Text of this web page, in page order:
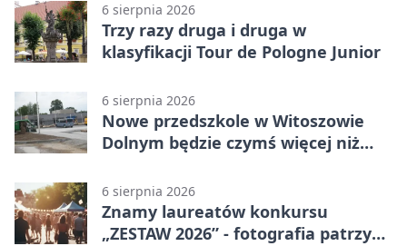
6 sierpnia 2026
Trzy razy druga i druga w
klasyfikacji Tour de Pologne Junior
6 sierpnia 2026
Nowe przedszkole w Witoszowie
Dolnym będzie czymś więcej niż
6 sierpnia 2026
Znamy laureatów konkursu
„ZESTAW 2026” - fotografia patrzy